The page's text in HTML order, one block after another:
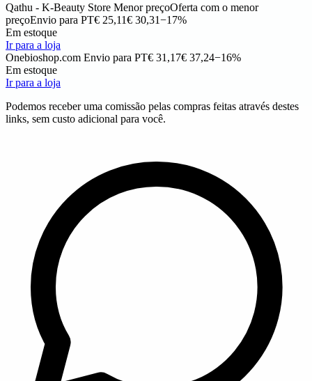
Qathu - K-Beauty Store Menor preçoOferta com o menor
preçoEnvio para PT€ 25,11€ 30,31−17%
Em estoque
Ir para a loja
Onebioshop.com Envio para PT€ 31,17€ 37,24−16%
Em estoque
Ir para a loja
Podemos receber uma comissão pelas compras feitas através destes
links, sem custo adicional para você.